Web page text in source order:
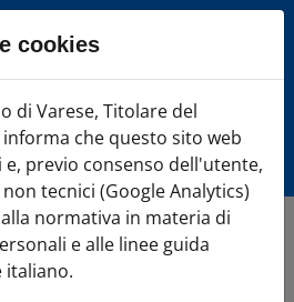
blocchi
alle informazioni correlate
Varese
»AVVIA l'impresa »Marchi e
cookies
di Varese, Titolare del
che questo sito web
previo consenso dell'utente,
tecnici (Google Analytics)
normativa in materia di
e alle linee guida
italiano.